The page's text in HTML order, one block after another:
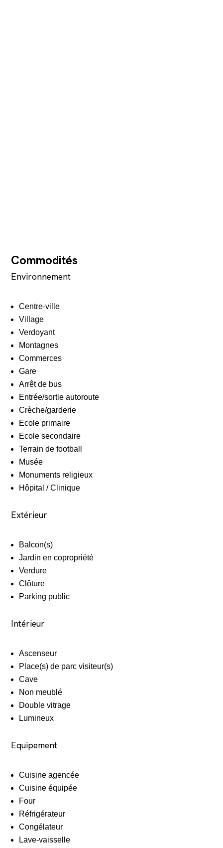
Commodités
Environnement
Centre-ville
Village
Verdoyant
Montagnes
Commerces
Gare
Arrêt de bus
Entrée/sortie autoroute
Crèche/garderie
Ecole primaire
Ecole secondaire
Terrain de football
Musée
Monuments religieux
Hôpital / Clinique
Extérieur
Balcon(s)
Jardin en copropriété
Verdure
Clôture
Parking public
Intérieur
Ascenseur
Place(s) de parc visiteur(s)
Cave
Non meublé
Double vitrage
Lumineux
Equipement
Cuisine agencée
Cuisine équipée
Four
Réfrigérateur
Congélateur
Lave-vaisselle